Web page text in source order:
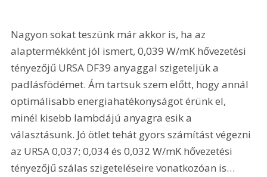
Nagyon sokat teszünk már akkor is, ha az
alaptermékként jól ismert, 0,039 W/mK hővezetési
tényezőjű URSA DF39 anyaggal szigeteljük a
padlásfödémet. Ám tartsuk szem előtt, hogy annál
optimálisabb energiahatékonyságot érünk el,
minél kisebb lambdájú anyagra esik a
választásunk. Jó ötlet tehát gyors számítást végezni
az URSA 0,037; 0,034 és 0,032 W/mK hővezetési
tényezőjű szálas szigeteléseire vonatkozóan is…